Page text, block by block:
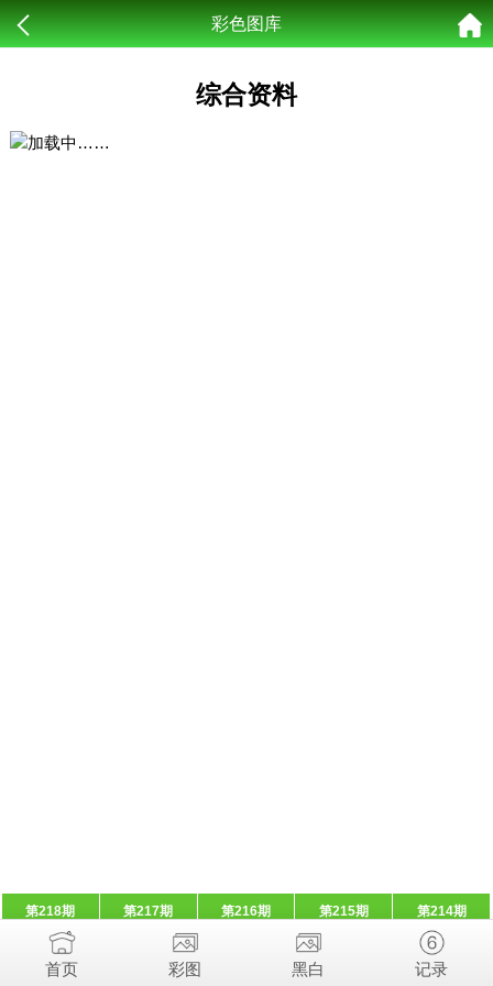
彩色图库
综合资料
第218期 第217期 第216期 第215期 第214期
首页 彩图 黑白 记录